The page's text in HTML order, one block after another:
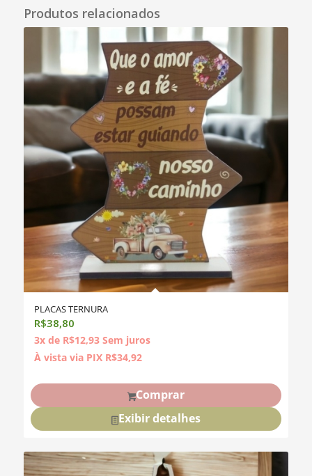
Produtos relacionados
PLACAS TERNURA
R$38,80
3x de R$12,93 Sem juros
À vista via PIX R$34,92
Comprar
Exibir detalhes